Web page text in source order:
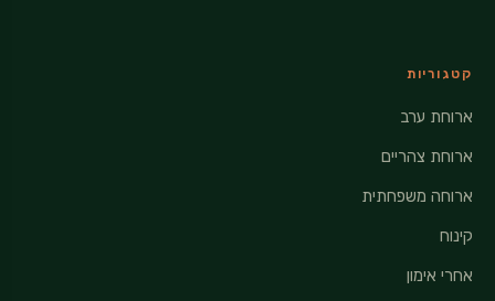
קטגוריות
ארוחת ערב
ארוחת צהריים
ארוחה משפחתית
קינוח
אחרי אימון